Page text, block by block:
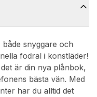
både snyggare och
fodral i konstläder!
är din nya plånbok,
bästa vän. Med
har du alltid det